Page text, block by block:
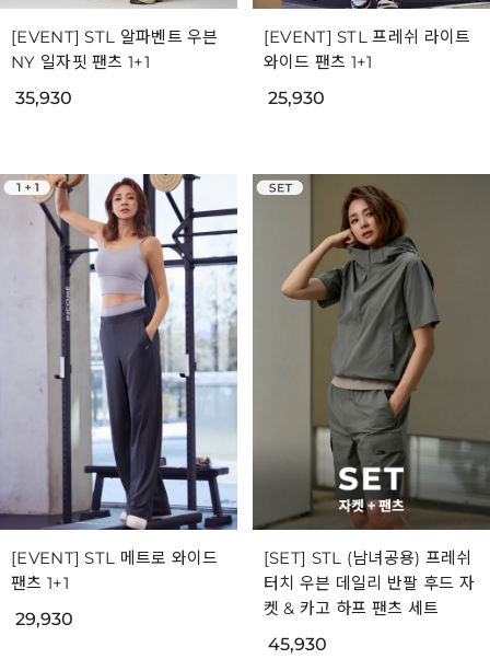
[EVENT] STL 알파벤트 우븐
NY 일자핏 팬츠 1+1
35,930
[EVENT] STL 프레쉬 라이트
와이드 팬츠 1+1
25,930
[EVENT] STL 메트로 와이드
팬츠 1+1
29,930
[SET] STL (남녀공용) 프레쉬
터치 우븐 데일리 반팔 후드 자
켓 & 카고 하프 팬츠 세트
45,930